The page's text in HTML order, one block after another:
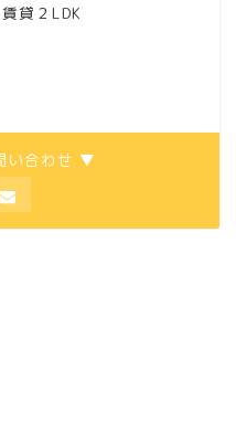
貸２LDK
合わせ ▼